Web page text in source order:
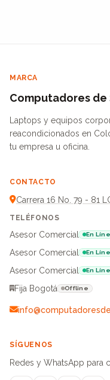
MARCA
Computadores de
Laptops y equipos
reacondicionados en
tu empresa u oficina.
CONTACTO
Carrera 16 No. 79 - 81
TELÉFONOS
Asesor Comercial En
Asesor Comercial
En
Asesor Comercial
En
Fija Bogotá
Offline
SÍGUENOS
Redes y WhatsApp para